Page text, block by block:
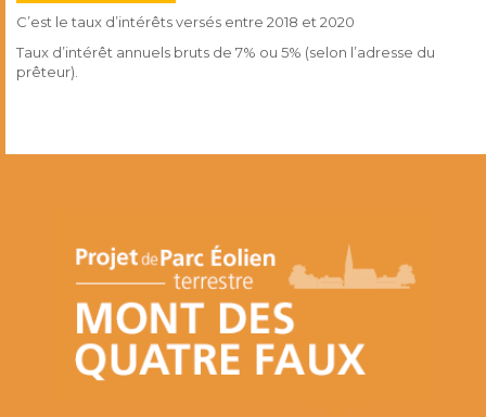
C’est le taux d’intérêts versés entre 2018 et 2020
Taux d’intérêt annuels bruts de 7% ou 5% (selon l’adresse du
prêteur).